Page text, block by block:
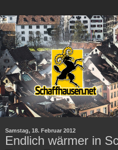
Samstag, 18. Februar 2012
Endlich wärmer in